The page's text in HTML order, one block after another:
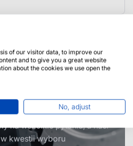
z nami
na wszelkie pytania, a nasi
kwestii wyboru
of our visitor data, to improve our
and to give you a great website
about the cookies we use open the
No, adjust